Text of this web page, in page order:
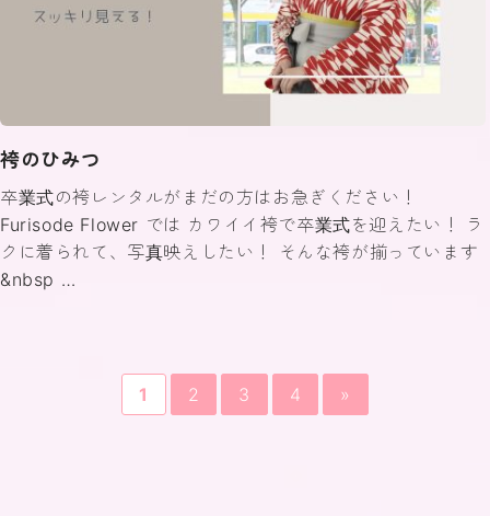
袴のひみつ
卒業式の袴レンタルがまだの方はお急ぎください！
Furisode Flower では カワイイ袴で卒業式を迎えたい！ ラ
クに着られて、写真映えしたい！ そんな袴が揃っています
&nbsp …
1 2 3 4 »